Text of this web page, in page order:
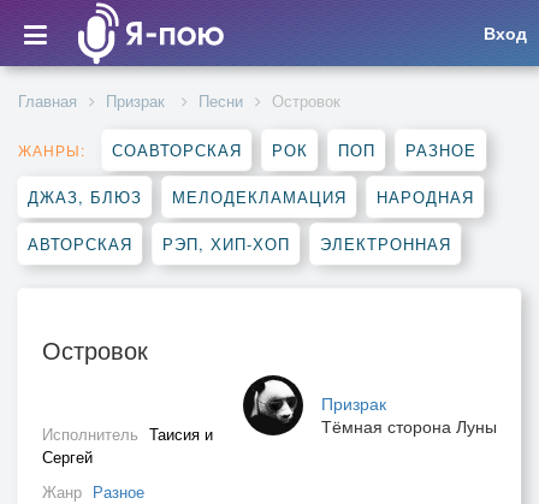
Вход
Главная Призрак Песни Островок
ЖАНРЫ: СОАВТОРСКАЯ РОК ПОП РАЗНОЕ
ДЖАЗ, БЛЮЗ МЕЛОДЕКЛАМАЦИЯ НАРОДНАЯ
АВТОРСКАЯ РЭП, ХИП-ХОП ЭЛЕКТРОННАЯ
Островок
Призрак
Тёмная сторона Луны
Исполнитель Таисия и
Сергей
Жанр Разное